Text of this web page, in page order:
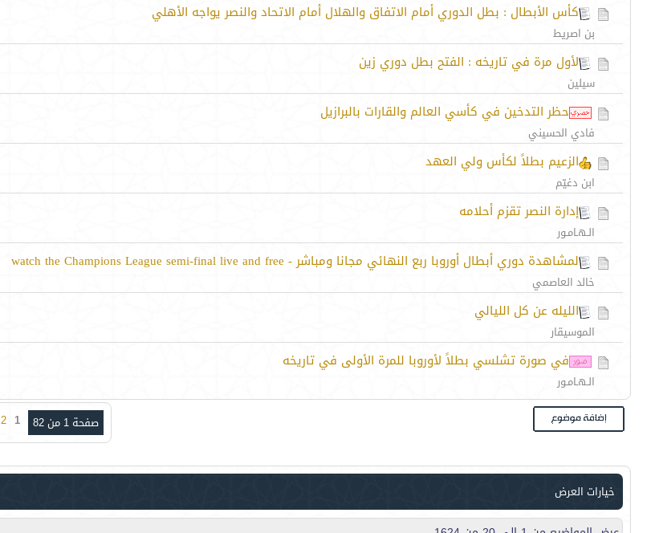
كأس الأبطال : بطل الدوري أمام الاتفاق والهلال أمام الاتحاد والنصر يواجه الأهلي
بن اصريط
لأول مرة في تاريخه : الفتح بطل دوري زين
سيلين
حظر التدخين في كأسي العالم والقارات بالبرازيل
فادي الحسيني
الزعيم بطلاً لكأس ولي العهد
ابن دغيّم
إدارة النصر تقزم أحلامه
الـهـامـور
لمشاهدة دوري أبطال أوروبا ربع النهائي مجانا ومباشر - watch the Champions League semi-final live and free
خالد العاصمي
الليله عن كل الليالي
الموسيقار
في صورة تشلسي بطلاً لأوروبا للمرة الأولى في تاريخه
الـهـامـور
صفحة 1 من 82 1
2
خيارات العرض